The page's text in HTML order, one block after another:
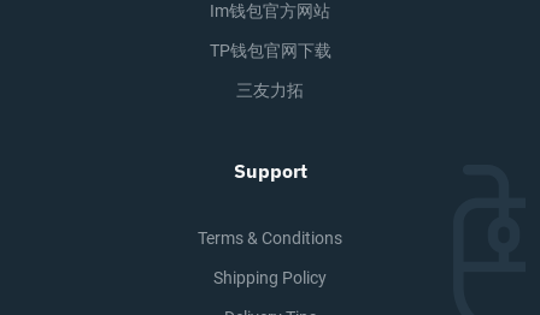
Im钱包官方网站
TP钱包官网下载
三友力拓
Support
Terms & Conditions
Shipping Policy